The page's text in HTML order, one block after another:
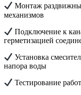
Монтаж
механизмов
Подключение к
герметизацией
Установка
напора воды
Тестирование